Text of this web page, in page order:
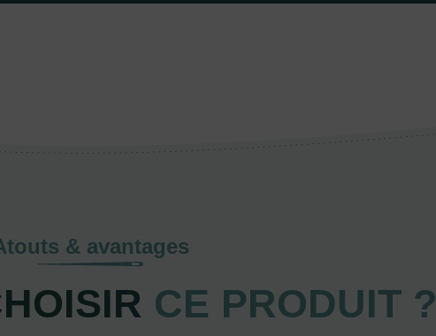
& avantages
CE PRODUIT ?